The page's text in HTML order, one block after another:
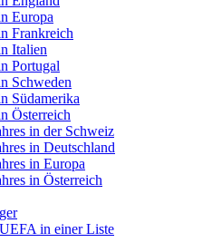
Europa
Frankreich
Italien
Portugal
Schweden
Südamerika
Österreich
in der Schweiz
in Deutschland
in Europa
in Österreich
in einer Liste